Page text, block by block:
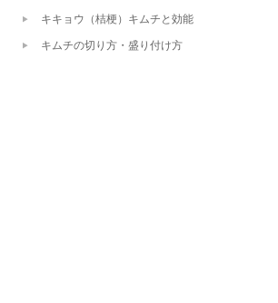
キキョウ（桔梗）キムチと効能
キムチの切り方・盛り付け方